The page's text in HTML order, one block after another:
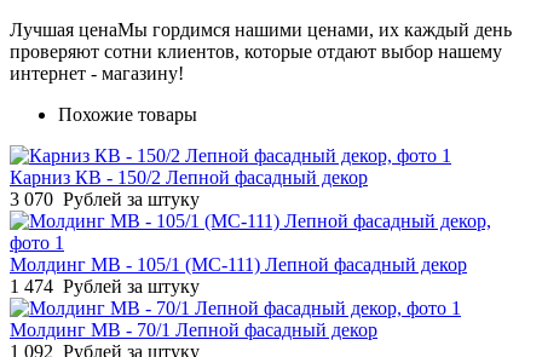
Лучшая ценаМы гордимся нашими ценами, их каждый день
проверяют сотни клиентов, которые отдают выбор нашему
интернет - магазину!
Похожие товары
Карниз КВ - 150/2 Лепной фасадный декор
3 070 Рублей за штуку
Молдинг МВ - 105/1 (МС-111) Лепной фасадный декор
1 474 Рублей за штуку
Молдинг МВ - 70/1 Лепной фасадный декор
1 092 Рублей за штуку